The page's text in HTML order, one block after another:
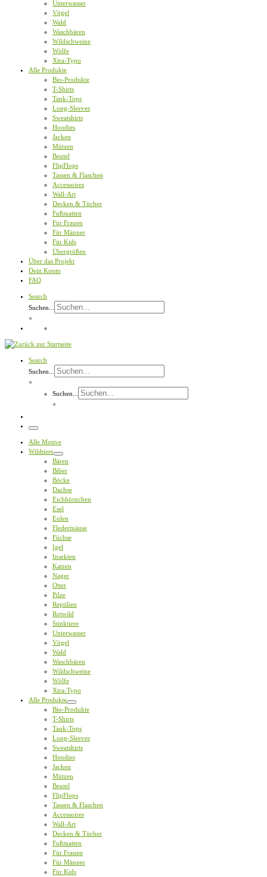
Unterwasser
Vögel
Wald
Waschbären
Wildschweine
Wölfe
Xtra-Typo
Alle Produkte
Bio-Produkte
T-Shirts
Tank-Tops
Long-Sleeves
Sweatshirts
Hoodies
Jacken
Mützen
Beutel
FlipFlops
Tassen & Flaschen
Accessoires
Wall-Art
Decken & Tücher
Fußmatten
Für Frauen
Für Männer
Für Kids
Übergrößen
Über das Projekt
Dein Konto
FAQ
Search
Suchen...
×
Search
Suchen...
×
Suchen...
×
Menü
Alle Motive
Wildtiere
Bären
Biber
Böcke
Dachse
Eichhörnchen
Esel
Eulen
Fledermäuse
Füchse
Igel
Insekten
Katzen
Nager
Otter
Pilze
Reptilien
Rotwild
Stinktiere
Unterwasser
Vögel
Wald
Waschbären
Wildschweine
Wölfe
Xtra-Typo
Alle Produkte
Bio-Produkte
T-Shirts
Tank-Tops
Long-Sleeves
Sweatshirts
Hoodies
Jacken
Mützen
Beutel
FlipFlops
Tassen & Flaschen
Accessoires
Wall-Art
Decken & Tücher
Fußmatten
Für Frauen
Für Männer
Für Kids